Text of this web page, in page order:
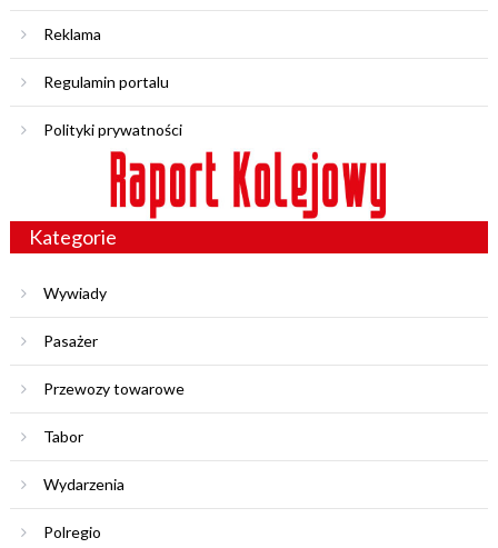
Reklama
Regulamin portalu
Polityki prywatności
Kategorie
Wywiady
Pasażer
Przewozy towarowe
Tabor
Wydarzenia
Polregio